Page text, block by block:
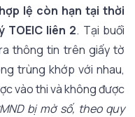
lệ còn hạn tại thời
TOEIC liên 2. Tại buổi
thông tin trên giấy tờ
trùng khớp với nhau,
vào thi và không được
bị mờ số, theo quy